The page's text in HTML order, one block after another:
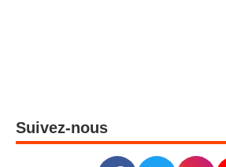
Suivez-nous